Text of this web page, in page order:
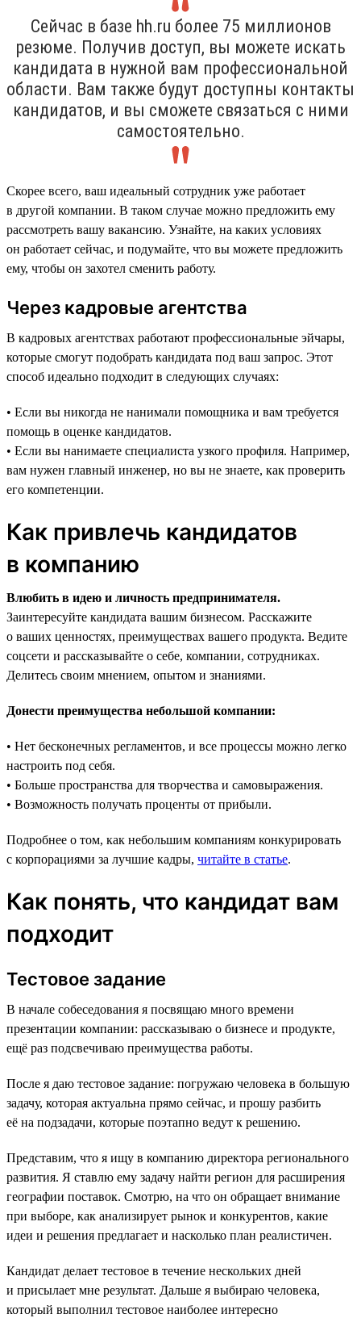
Сейчас в базе hh.ru более 75 миллионов
резюме. Получив доступ, вы можете искать
кандидата в нужной вам профессиональной
области. Вам также будут доступны контакты
кандидатов, и вы сможете связаться с ними
самостоятельно.
Скорее всего, ваш идеальный сотрудник уже работает
в другой компании. В таком случае можно предложить ему
рассмотреть вашу вакансию. Узнайте, на каких условиях
он работает сейчас, и подумайте, что вы можете предложить
ему, чтобы он захотел сменить работу.
Через кадровые агентства
В кадровых агентствах работают профессиональные эйчары,
которые смогут подобрать кандидата под ваш запрос. Этот
способ идеально подходит в следующих случаях:
• Если вы никогда не нанимали помощника и вам требуется
помощь в оценке кандидатов.
• Если вы нанимаете специалиста узкого профиля. Например,
вам нужен главный инженер, но вы не знаете, как проверить
его компетенции.
Как привлечь кандидатов
в компанию
Влюбить в идею и личность предпринимателя.
Заинтересуйте кандидата вашим бизнесом. Расскажите
о ваших ценностях, преимуществах вашего продукта. Ведите
соцсети и рассказывайте о себе, компании, сотрудниках.
Делитесь своим мнением, опытом и знаниями.
Донести преимущества небольшой компании:
• Нет бесконечных регламентов, и все процессы можно легко
настроить под себя.
• Больше пространства для творчества и самовыражения.
• Возможность получать проценты от прибыли.
Подробнее о том, как небольшим компаниям конкурировать
с корпорациями за лучшие кадры, читайте в статье.
Как понять, что кандидат вам
подходит
Тестовое задание
В начале собеседования я посвящаю много времени
презентации компании: рассказываю о бизнесе и продукте,
ещё раз подсвечиваю преимущества работы.
После я даю тестовое задание: погружаю человека в большую
задачу, которая актуальна прямо сейчас, и прошу разбить
её на подзадачи, которые поэтапно ведут к решению.
Представим, что я ищу в компанию директора регионального
развития. Я ставлю ему задачу найти регион для расширения
географии поставок. Смотрю, на что он обращает внимание
при выборе, как анализирует рынок и конкурентов, какие
идеи и решения предлагает и насколько план реалистичен.
Кандидат делает тестовое в течение нескольких дней
и присылает мне результат. Дальше я выбираю человека,
который выполнил тестовое наиболее интересно